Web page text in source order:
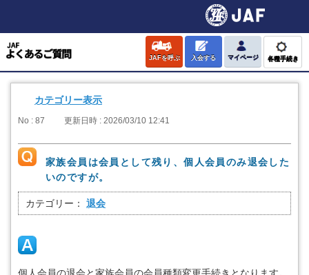
JAFを呼ぶ 入会する マイページ 各種手続き
カテゴリー表示
No : 87 更新日時 : 2026/03/10 12:41
家族会員は会員として残り、個人会員のみ退会した
いのですが。
カテゴリー： 退会